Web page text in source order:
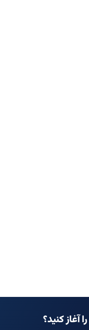
را آغاز کنید؟